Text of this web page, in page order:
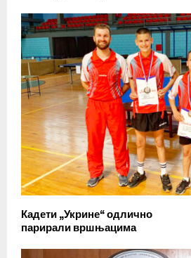
Кадети „Укрине“ одлично
парирали вршњацима